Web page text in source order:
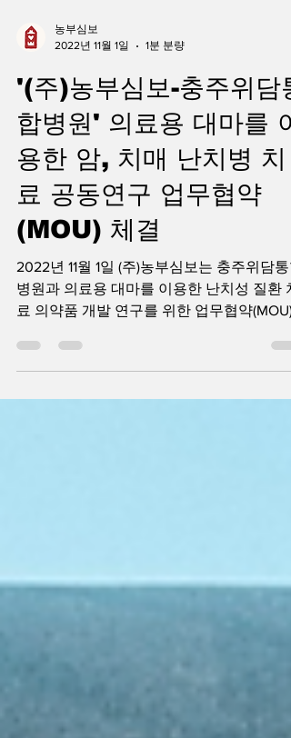
농부심보
2022년 11월 1일
1분 분량
'(주)농부심보-충주위담
합병원' 의료용 대마를 이
용한 암, 치매 난치병 치
료 공동연구 업무협약
(MOU) 체결
병원과 의료용 대마를 이용한 난치성 질환
료 의약품 개발 연구를 위한 업무협약(MOU)
체결하였습니다. 농부심보가 축적해 온 의료